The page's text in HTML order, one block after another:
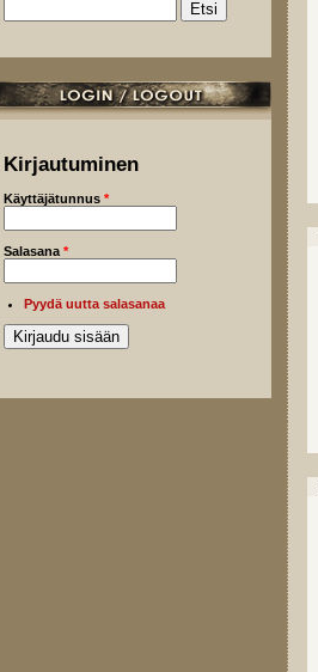
Hakulomake
Kirjautuminen
Käyttäjätunnus *
Salasana *
Pyydä uutta salasanaa